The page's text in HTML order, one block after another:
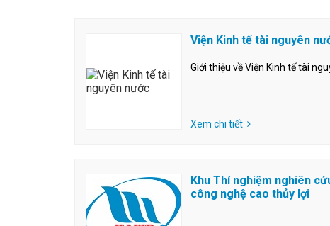
Viện Kinh tế tài nguyên
Giới thiệu về Viện Kinh tế tài
Xem chi tiết
Khu Thí nghiệm nghiên
công nghệ cao thủy lợi